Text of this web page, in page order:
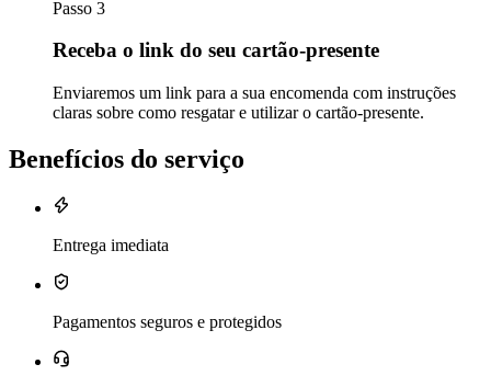
Passo 3
Receba o link do seu cartão-presente
Enviaremos um link para a sua encomenda com instruções
claras sobre como resgatar e utilizar o cartão-presente.
Benefícios do serviço
Entrega imediata
Pagamentos seguros e protegidos